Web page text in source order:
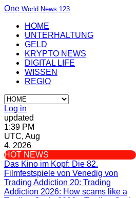
One World News 123
HOME
UNTERHALTUNG
GELD
KRYPTO NEWS
DIGITAL LIFE
WISSEN
REGIO
Log in
updated
1:39 PM
UTC, Aug
4, 2026
HOT NEWS
Das Kino im Kopf: Die 82.
Filmfestspiele von Venedig von
Trading Addiction 20: Trading
Addiction 2026: How scams like a